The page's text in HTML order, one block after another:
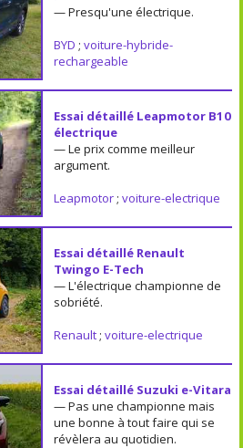
— Presqu'une électrique.
BYD ; voiture-hybride-
rechargeable
Essai détaillé Leapmotor B10
électrique
— Le prix comme meilleur
argument.
Leapmotor; voiture-electrique
Essai détaillé Renault
Twingo E-Tech
— L'électrique championne de
sobriété.
Renault; voiture-electrique
Essai détaillé Suzuki e-Vitara
— Pas une championne mais
une bonne à tout faire qui se
révèlera au quotidien.